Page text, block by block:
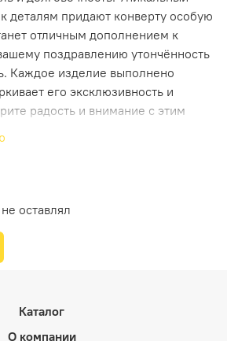
деталям придают конверту особую
отличным дополнением к
поздравлению утончённость
Каждое изделие выполнено
его эксклюзивность и
радость и внимание с этим
который обязательно порадует
оставлял
Каталог
О компании